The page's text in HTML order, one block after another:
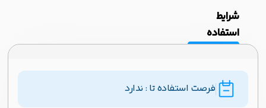
شرایط
استفاده
فرصت استفاده تا : ندارد